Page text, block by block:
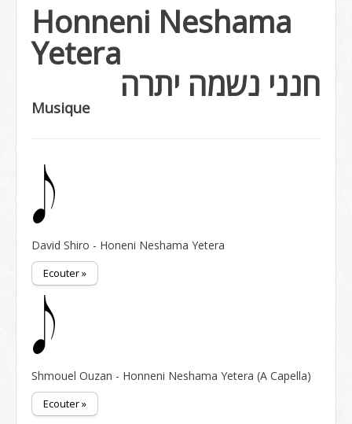
Honneni Neshama
Yetera
חנני נשמה יתרה
Musique
David Shiro - Honeni Neshama Yetera
Ecouter »
Shmouel Ouzan - Honneni Neshama Yetera (A Capella)
Ecouter »